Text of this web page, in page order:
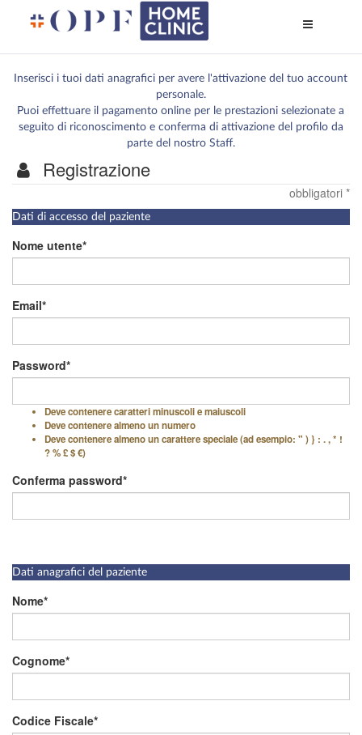
di
Inserisci i tuoi dati anagrafici per avere l'attivazione del tuo account
personale.
Puoi effettuare il pagamento online per le prestazioni selezionate a
seguito di riconoscimento e conferma di attivazione del profilo da
parte del nostro Staff.
Registrazione
obbligatori *
I
campi
contrassegnati
da
sono
obbligatori
Dati di accesso del paziente
Nome utente
Email
Password
Deve contenere caratteri minuscoli e maiuscoli
Deve contenere almeno un numero
Deve contenere almeno un carattere speciale (ad esempio: " ) } : . , * !
? % £ $ €)
Conferma password
Dati anagrafici del paziente
Nome
Cognome
Codice Fiscale